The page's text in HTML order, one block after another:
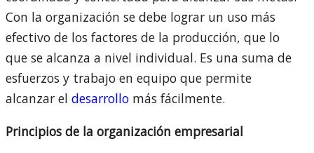
Con la organización se debe lograr un uso más
efectivo de los factores de la producción, que lo
que se alcanza a nivel individual. Es una suma de
esfuerzos y trabajo en equipo que permite
alcanzar el desarrollo más fácilmente.
Principios de la organización empresarial